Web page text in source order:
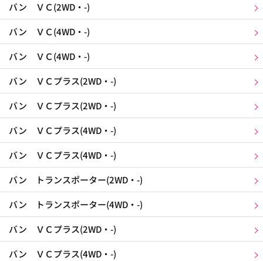
バン ＶＣ(2WD・-)
バン ＶＣ(4WD・-)
バン ＶＣ(4WD・-)
バン ＶＣプラス(2WD・-)
バン ＶＣプラス(2WD・-)
バン ＶＣプラス(4WD・-)
バン ＶＣプラス(4WD・-)
バン トランスポーター(2WD・-)
バン トランスポーター(4WD・-)
バン ＶＣプラス(2WD・-)
バン ＶＣプラス(4WD・-)